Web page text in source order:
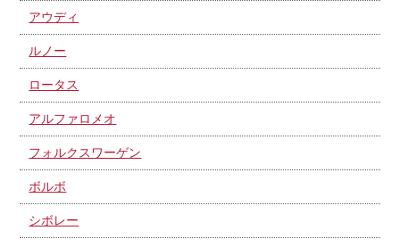
アウディ
ルノー
ロータス
アルファロメオ
フォルクスワーゲン
ボルボ
シボレー